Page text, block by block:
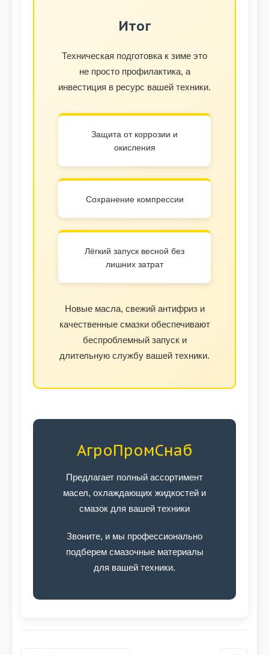
Итог
Техническая подготовка к зиме это
не просто профилактика, а
инвестиция в ресурс вашей техники.
Защита от коррозии и
окисления
Сохранение компрессии
Лёгкий запуск весной без
лишних затрат
Новые масла, свежий антифриз и
качественные смазки обеспечивают
беспроблемный запуск и
длительную службу вашей техники.
АгроПромСнаб
Предлагает полный ассортимент
масел, охлаждающих жидкостей и
смазок для вашей техники
Звоните, и мы профессионально
подберем смазочные материалы
для вашей техники.